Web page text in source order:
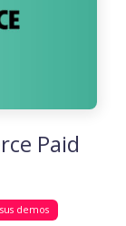
Paid
demos